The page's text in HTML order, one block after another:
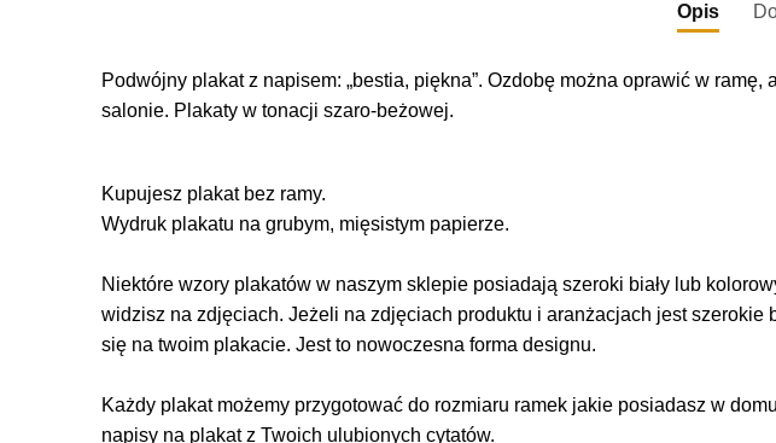
Opis
Podwójny plakat z napisem: „bestia, piękna”. Ozdobę można oprawić w
salonie. Plakaty w tonacji szaro-beżowej.
Kupujesz plakat bez ramy.
Wydruk plakatu na grubym, mięsistym papierze.
Niektóre wzory plakatów w naszym sklepie posiadają szeroki biały lub
widzisz na zdjęciach. Jeżeli na zdjęciach produktu i aranżacjach jest szerokie
się na twoim plakacie. Jest to nowoczesna forma designu.
Każdy plakat możemy przygotować do rozmiaru ramek jakie posiadasz w
napisy na plakat z Twoich ulubionych cytatów.